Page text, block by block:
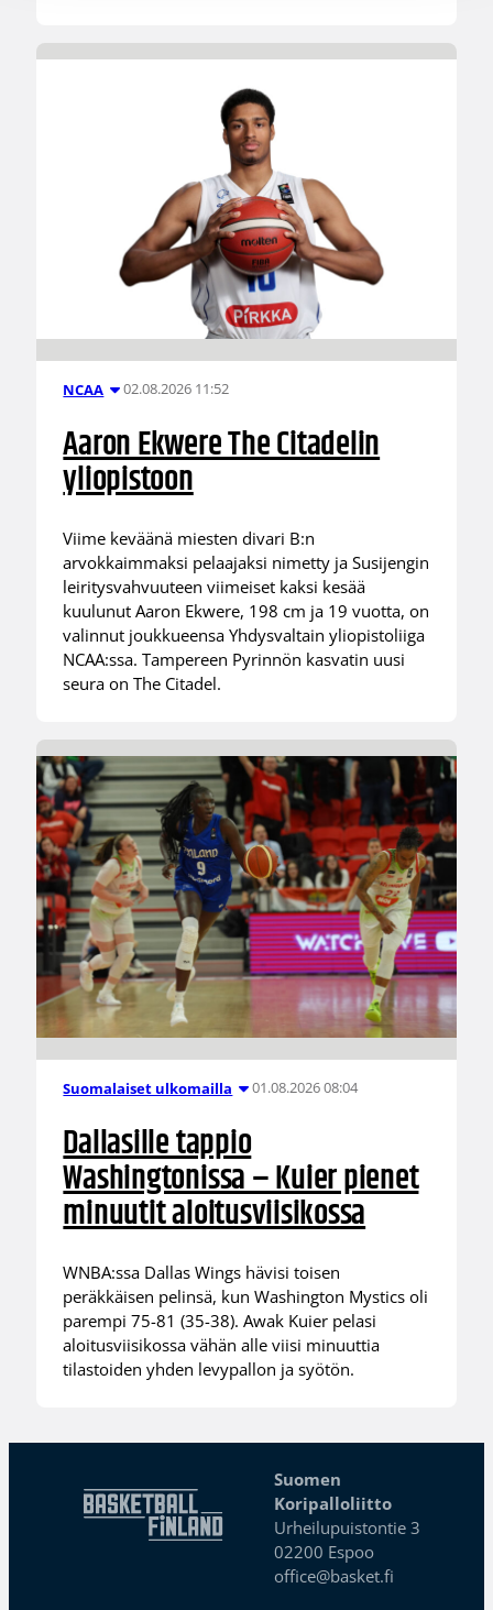
NCAA 02.08.2026 11:52
Aaron Ekwere The Citadelin
yliopistoon
Viime keväänä miesten divari B:n
arvokkaimmaksi pelaajaksi nimetty ja Susijengin
leiritysvahvuuteen viimeiset kaksi kesää
kuulunut Aaron Ekwere, 198 cm ja 19 vuotta, on
valinnut joukkueensa Yhdysvaltain yliopistoliiga
NCAA:ssa. Tampereen Pyrinnön kasvatin uusi
seura on The Citadel.
Suomalaiset ulkomailla 01.08.2026 08:04
Dallasille tappio
Washingtonissa – Kuier pienet
minuutit aloitusviisikossa
WNBA:ssa Dallas Wings hävisi toisen
peräkkäisen pelinsä, kun Washington Mystics oli
parempi 75-81 (35-38). Awak Kuier pelasi
aloitusviisikossa vähän alle viisi minuuttia
tilastoiden yhden levypallon ja syötön.
Suomen
Koripalloliitto
Urheilupuistontie 3
02200 Espoo
office@basket.fi